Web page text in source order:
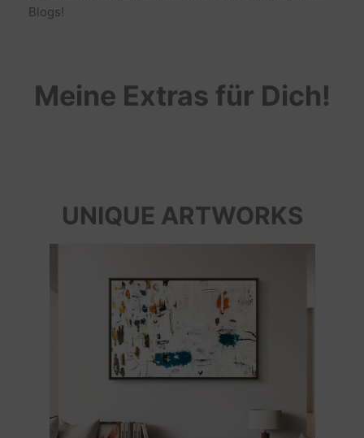
Blogs!
Meine Extras für Dich!
UNIQUE ARTWORKS